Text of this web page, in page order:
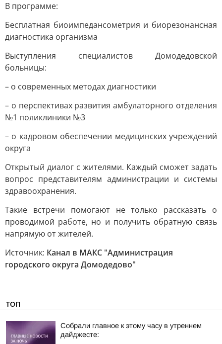
В программе:
Бесплатная биоимпедансометрия и биорезонансная
диагностика организма
Выступления специалистов Домодедовской
больницы:
– о современных методах диагностики
– о перспективах развития амбулаторного отделения
№1 поликлиники №3
– о кадровом обеспечении медицинских учреждений
округа
Открытый диалог с жителями. Каждый сможет задать
вопрос представителям администрации и системы
здравоохранения.
Такие встречи помогают не только рассказать о
проводимой работе, но и получить обратную связь
напрямую от жителей.
Источник: Канал в МАКС "Администрация
городского округа Домодедово"
ТОП
Собрали главное к этому часу в утреннем
дайджесте: